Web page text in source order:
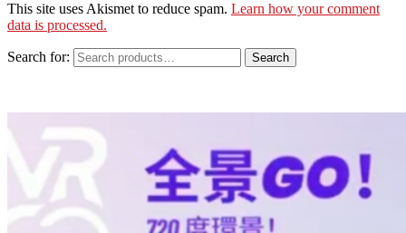
This site uses Akismet to reduce spam. Learn how your comment
data is processed.
Search for: Search